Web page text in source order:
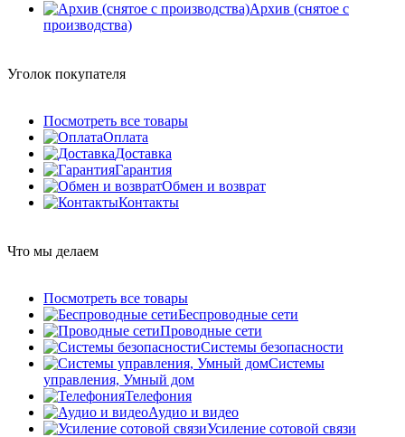
Архив (снятое с
производства)
Уголок покупателя
Посмотреть все товары
Оплата
Доставка
Гарантия
Обмен и возврат
Контакты
Что мы делаем
Посмотреть все товары
Беспроводные сети
Проводные сети
Системы безопасности
Системы
управления, Умный дом
Телефония
Аудио и видео
Усиление сотовой связи